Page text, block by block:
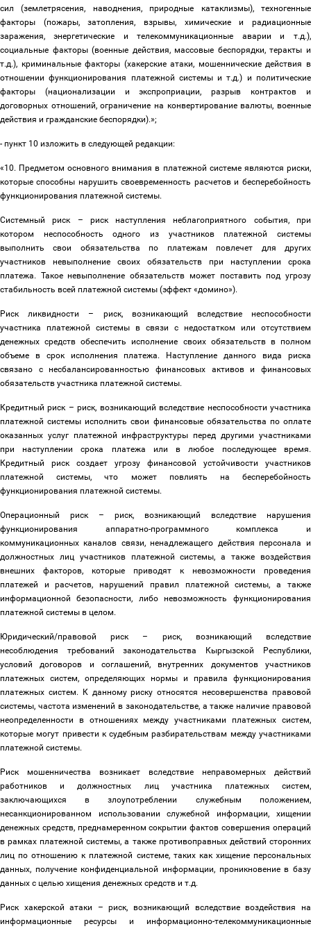
сил (землетрясения, наводнения, природные катаклизмы), техногенные
факторы (пожары, затопления, взрывы, химические и радиационные
заражения, энергетические и телекоммуникационные аварии и т.д.),
социальные факторы (военные действия, массовые беспорядки, теракты и
т.д.), криминальные факторы (хакерские атаки, мошеннические действия в
отношении функционирования платежной системы и т.д.) и политические
факторы (национализации и экспроприации, разрыв контрактов и
договорных отношений, ограничение на конвертирование валюты, военные
действия и гражданские беспорядки).»;
- пункт 10 изложить в следующей редакции:
«10. Предметом основного внимания в платежной системе являются риски,
которые способны нарушить своевременность расчетов и бесперебойность
функционирования платежной системы.
Системный риск – риск наступления неблагоприятного события, при
котором неспособность одного из участников платежной системы
выполнить свои обязательства по платежам повлечет для других
участников невыполнение своих обязательств при наступлении срока
платежа. Такое невыполнение обязательств может поставить под угрозу
стабильность всей платежной системы (эффект «домино»).
Риск ликвидности – риск, возникающий вследствие неспособности
участника платежной системы в связи с недостатком или отсутствием
денежных средств обеспечить исполнение своих обязательств в полном
объеме в срок исполнения платежа. Наступление данного вида риска
связано с несбалансированностью финансовых активов и финансовых
обязательств участника платежной системы.
Кредитный риск – риск, возникающий вследствие неспособности участника
платежной системы исполнить свои финансовые обязательства по оплате
оказанных услуг платежной инфраструктуры перед другими участниками
при наступлении срока платежа или в любое последующее время.
Кредитный риск создает угрозу финансовой устойчивости участников
платежной системы, что может повлиять на бесперебойность
функционирования платежной системы.
Операционный риск – риск, возникающий вследствие нарушения
функционирования аппаратно-программного комплекса и
коммуникационных каналов связи, ненадлежащего действия персонала и
должностных лиц участников платежной системы, а также воздействия
внешних факторов, которые приводят к невозможности проведения
платежей и расчетов, нарушений правил платежной системы, а также
информационной безопасности, либо невозможность функционирования
платежной системы в целом.
Юридический/правовой риск –
риск, возникающий вследствие
несоблюдения требований законодательства Кыргызской Республики,
условий договоров и соглашений, внутренних документов участников
платежных систем, определяющих нормы и правила функционирования
платежных систем. К данному риску относятся несовершенства правовой
системы, частота изменений в законодательстве, а также наличие правовой
неопределенности в отношениях между участниками платежных систем,
которые могут привести к судебным разбирательствам между участниками
платежной системы.
Риск мошенничества возникает вследствие неправомерных действий
работников и должностных лиц участника платежных систем,
заключающихся в злоупотреблении служебным положением,
несанкционированном использовании служебной информации, хищении
денежных средств, преднамеренном сокрытии фактов совершения операций
в рамках платежной системы, а также противоправных действий сторонних
лиц по отношению к платежной системе, таких как хищение персональных
данных, получение конфиденциальной информации, проникновение в базу
данных с целью хищения денежных средств и т.д.
Риск хакерской атаки – риск, возникающий вследствие воздействия на
информационные ресурсы и информационно-телекоммуникационные